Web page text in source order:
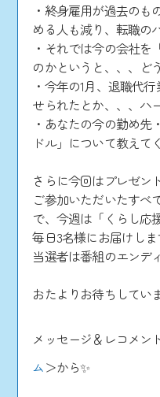
・終身雇用が過去の
める人も減り、転職の
・それでは今の会社
のかというと、、、ど
・今年の1月、退職代
せられたとか、、、ハ
・あなたの今の勤め
ドル」について教えて
さらに今回はプレゼン
ご参加いただいたすべ
で、今週は「くらし応
毎日3名様にお届けしま
当選者は番組のエンデ
おたよりお待ちしてい
メッセージ＆レコメン
ム＞から✨